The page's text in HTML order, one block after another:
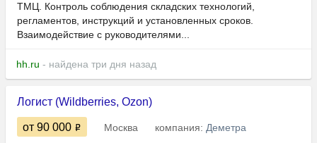
ТМЦ. Контроль соблюдения складских технологий,
регламентов, инструкций и установленных сроков.
Взаимодействие с руководителями...
hh.ru - найдена три дня назад
Логист (Wildberries, Ozon)
от 90 000 Москва компания: Деметра